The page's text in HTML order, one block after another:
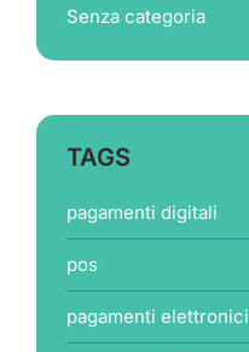
Senza categoria
TAGS
pagamenti digitali
pos
pagamenti elettronici